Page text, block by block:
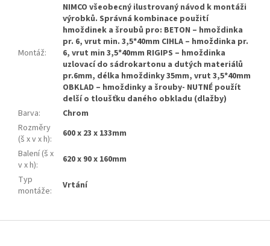
Montáž:
NIMCO všeobecný ilustrovaný návod k montáži
výrobků. Správná kombinace použití
hmoždinek a šroubů pro: BETON – hmoždinka
pr. 6, vrut min. 3,5*40mm CIHLA – hmoždinka pr.
6, vrut min 3,5*40mm RIGIPS – hmoždinka
uzlovací do sádrokartonu a dutých materiálů
pr.6mm, délka hmoždinky 35mm, vrut 3,5*40mm
OBKLAD – hmoždinky a šrouby- NUTNÉ použít
delší o tloušťku daného obkladu (dlažby)
Barva:
Chrom
Rozměry
(š x v x h):
600 x 23 x 133mm
Balení (š x
v x h):
620 x 90 x 160mm
Typ
montáže: Vrtání